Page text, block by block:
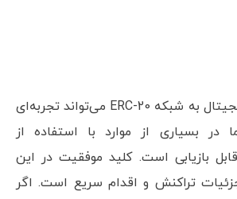
ارسال اشتباه ارز دیجیتال به شبکه ERC-20 می‌تواند تجربه‌ای
در بسیاری از موارد با استفاده از
بازیابی است. کلید موفقیت در این
تراکنش و اقدام سریع است. اگر